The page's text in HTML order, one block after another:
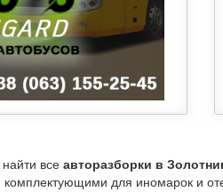
всеавторазборки в
комплектующими для иномарок и